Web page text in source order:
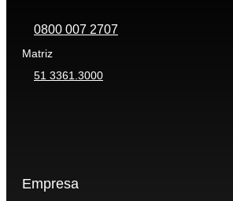
0800 007 2707
Matriz
51 3361.3000
Empresa